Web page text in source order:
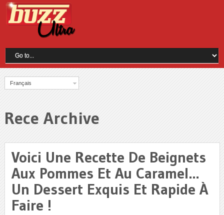
Français
Rece Archive
Voici Une Recette De Beignets
Aux Pommes Et Au Caramel…
Un Dessert Exquis Et Rapide À
Faire !